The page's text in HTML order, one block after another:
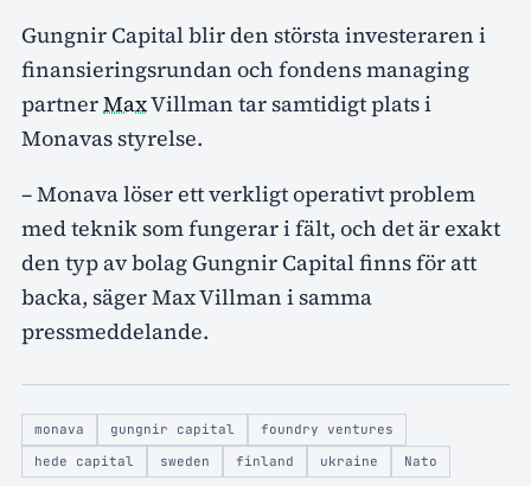
Gungnir Capital blir den största investeraren i
finansieringsrundan och fondens managing
partnerMaxVillman tar samtidigt plats i
Monavas styrelse.
– Monava löser ett verkligt operativt problem
med teknik som fungerar i fält, och det är exakt
den typ av bolag Gungnir Capital finns för att
backa, säger Max Villman i samma
pressmeddelande.
monava gungnir capital
foundry ventures
hede capital
sweden finland ukraine Nato